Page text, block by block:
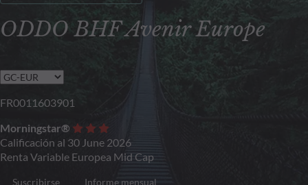
ODDO BHF Avenir Europe
FR0011603901
Morningstar®
Calificación al 30 June 2026
Renta Variable Europea Mid Cap
Suscribirse Informe mensual